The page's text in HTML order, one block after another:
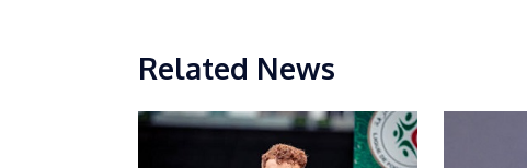
Related News